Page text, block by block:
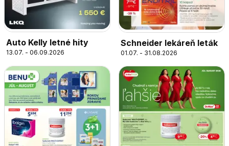
Auto Kelly letné hity
13.07. - 06.09.2026
Schneider lekáreň leták
01.07. - 31.08.2026